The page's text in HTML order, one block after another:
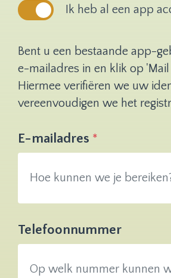
Ik heb al een app
Bent u een bestaande app-
e-mailadres in en klik op
Hiermee verifiëren we uw
vereenvoudigen we het
E-mailadres *
Telefoonnummer